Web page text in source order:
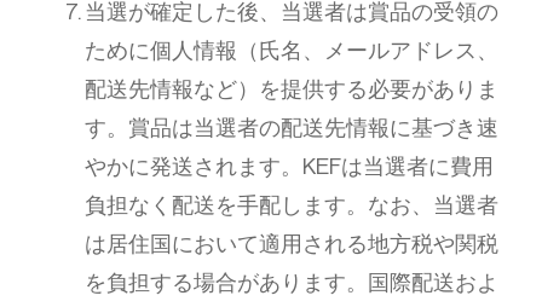
当選が確定した後、当選者は賞品の受領の
ために個人情報（氏名、メールアドレス、
配送先情報など）を提供する必要がありま
す。賞品は当選者の配送先情報に基づき速
やかに発送されます。KEFは当選者に費用
負担なく配送を手配します。なお、当選者
は居住国において適用される地方税や関税
を負担する場合があります。国際配送およ